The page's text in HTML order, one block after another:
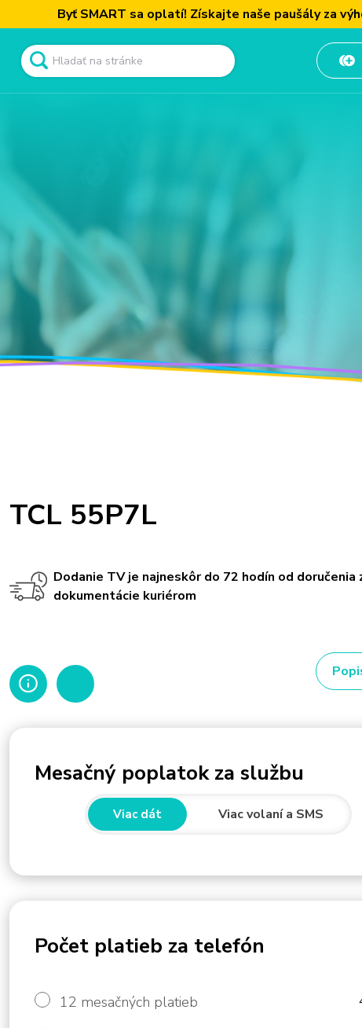
Byť SMART sa oplatí! Získajte naše paušály za výhodnejšiu
TCL 55P7L
Dodanie TV je najneskôr do 72 hodín od doručenia
dokumentácie kuriérom
Mesačný poplatok za službu
Viac dát Viac volaní a SMS
Počet platieb za telefón
12 mesačných platieb